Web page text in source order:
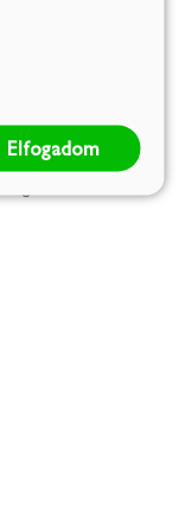
Elfogadom